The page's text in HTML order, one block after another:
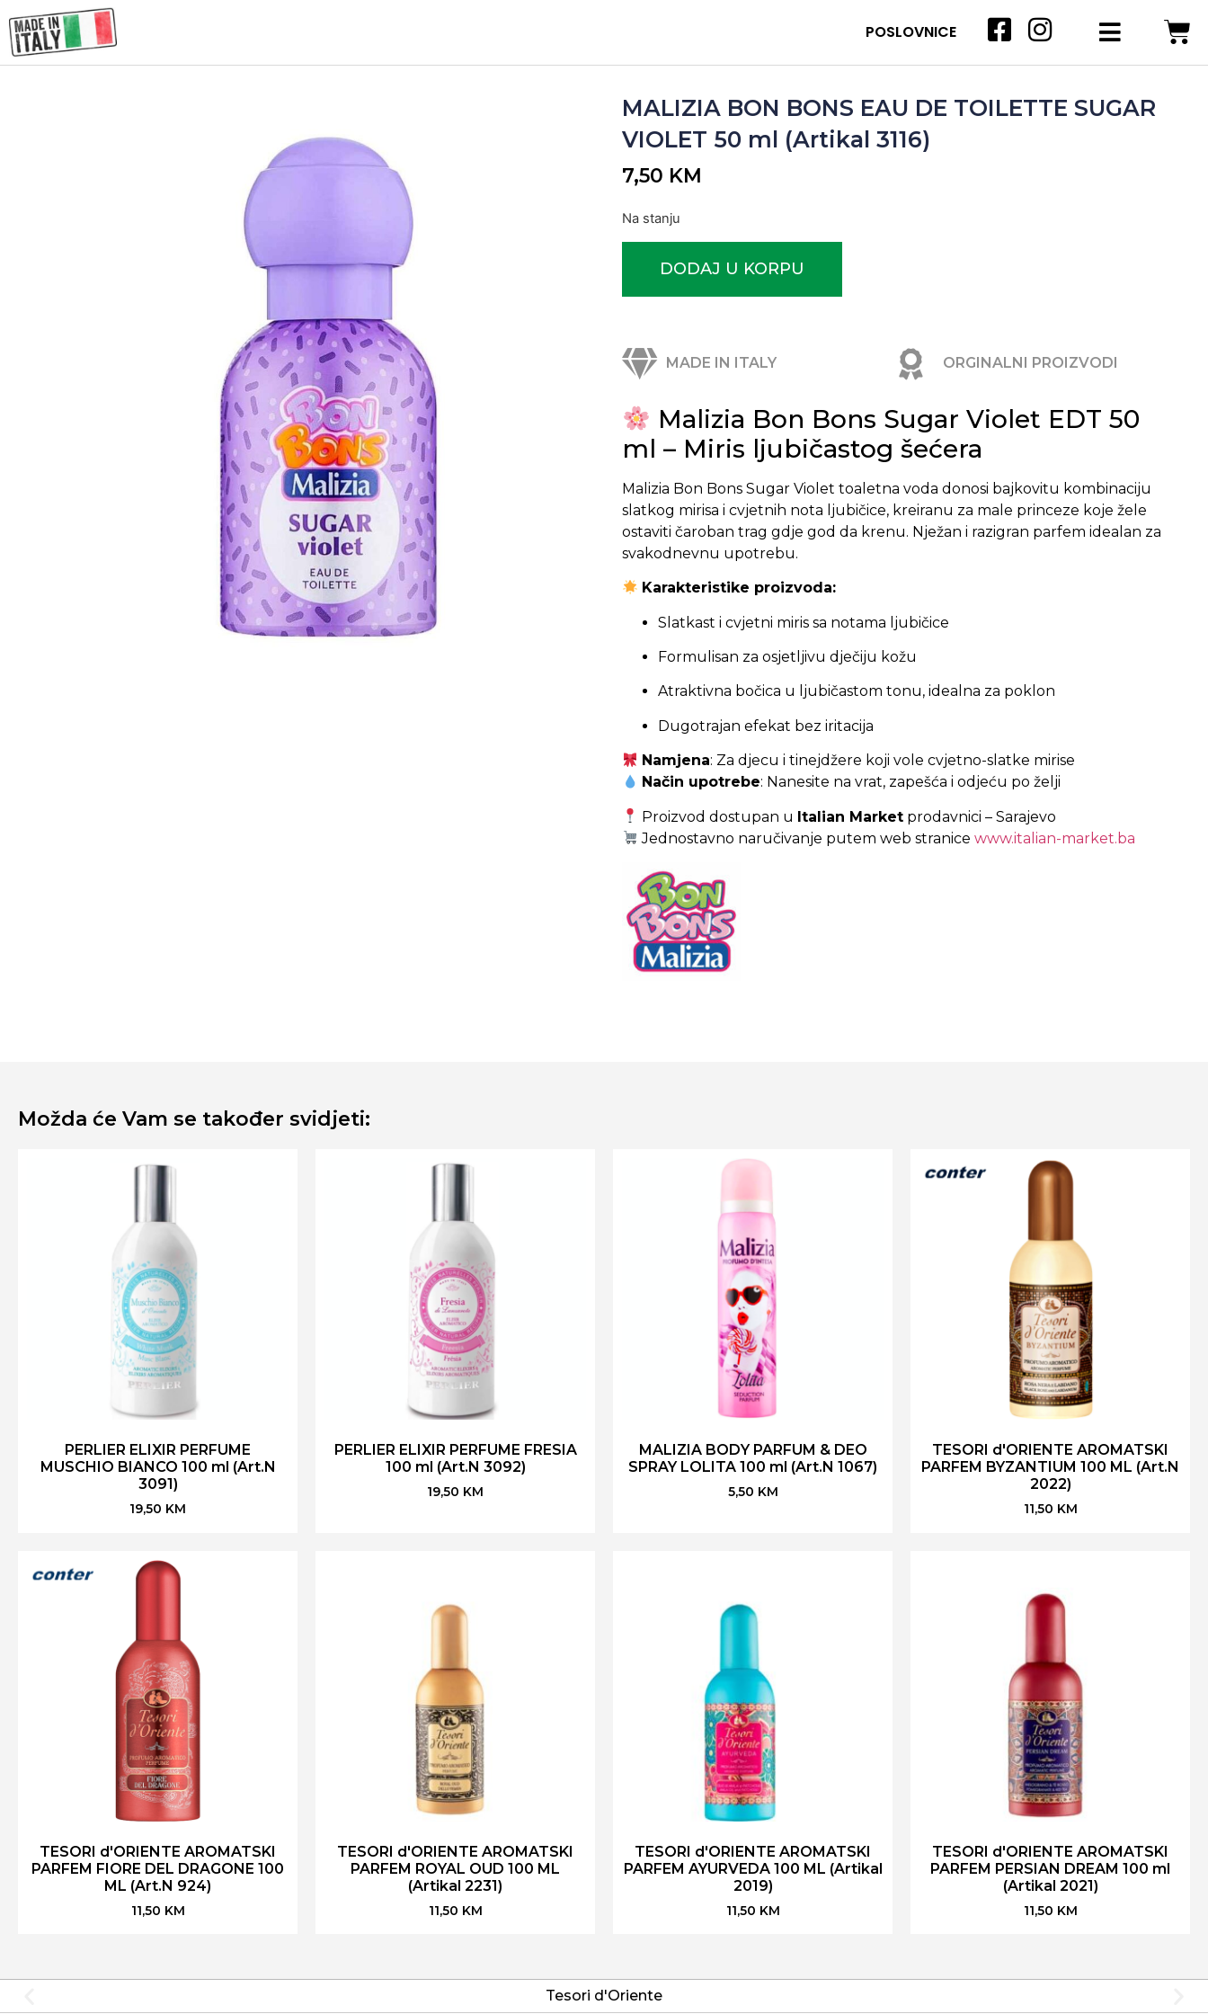
POSLOVNICE
MALIZIA BON BONS EAU DE TOILETTE SUGAR
VIOLET 50 ml (Artikal 3116)
7,50 KM
Na stanju
DODAJ U KORPU
MADE IN ITALY ORGINALNI PROIZVODI
Malizia Bon Bons Sugar Violet EDT 50
ml – Miris ljubičastog šećera
Malizia Bon Bons Sugar Violet toaletna voda donosi bajkovitu kombinaciju
slatkog mirisa i cvjetnih nota ljubičice, kreiranu za male princeze koje žele
ostaviti čaroban trag gdje god da krenu. Nježan i razigran parfem idealan za
svakodnevnu upotrebu.
Karakteristike proizvoda:
Slatkast i cvjetni miris sa notama ljubičice
Formulisan za osjetljivu dječiju kožu
Atraktivna bočica u ljubičastom tonu, idealna za poklon
Dugotrajan efekat bez iritacija
Namjena: Za djecu i tinejdžere koji vole cvjetno-slatke mirise
Način upotrebe: Nanesite na vrat, zapešća i odjeću po želji
Proizvod dostupan u Italian Market prodavnici – Sarajevo
Jednostavno naručivanje putem web stranicewww.italian-market.ba
Možda će Vam se također svidjeti:
PERLIER ELIXIR PERFUME
MUSCHIO BIANCO 100 ml (Art.N
3091)
19,50 KM
PERLIER ELIXIR PERFUME FRESIA
100 ml (Art.N 3092)
19,50 KM
MALIZIA BODY PARFUM & DEO
SPRAY LOLITA 100 ml (Art.N 1067)
5,50 KM
TESORI d'ORIENTE AROMATSKI
PARFEM BYZANTIUM 100 ML (Art.N
2022)
11,50 KM
TESORI d'ORIENTE AROMATSKI
PARFEM FIORE DEL DRAGONE 100
ML (Art.N 924)
11,50 KM
TESORI d'ORIENTE AROMATSKI
PARFEM ROYAL OUD 100 ML
(Artikal 2231)
11,50 KM
TESORI d'ORIENTE AROMATSKI
PARFEM AYURVEDA 100 ML (Artikal
2019)
11,50 KM
TESORI d'ORIENTE AROMATSKI
PARFEM PERSIAN DREAM 100 ml
(Artikal 2021)
11,50 KM
Tesori d'Oriente